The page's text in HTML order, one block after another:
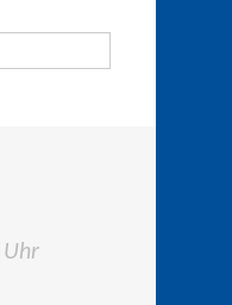
Uhr